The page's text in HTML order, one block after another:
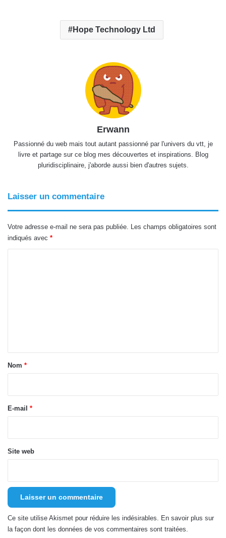
Hope Technology Ltd
Erwann
Passionné du web mais tout autant passionné par l'univers du vtt, je
livre et partage sur ce blog mes découvertes et inspirations. Blog
pluridisciplinaire, j'aborde aussi bien d'autres sujets.
Laisser un commentaire
Votre adresse e-mail ne sera pas publiée.
Les champs obligatoires sont
indiqués avec *
a
e
Nom *
E-mail *
Site web
Ce site utilise Akismet pour réduire les indésirables.
En savoir plus sur
la façon dont les données de vos commentaires sont traitées